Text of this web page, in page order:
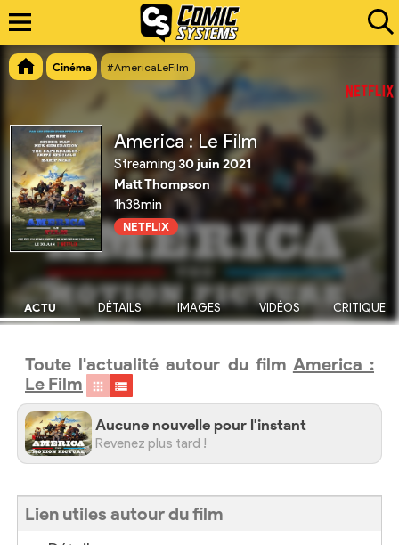
Cinéma #AmericaLeFilm
America : Le Film
Streaming30 juin 2021
Matt Thompson
1h38min
NETFLIX
ACTU DÉTAILS IMAGES VIDÉOS CRITIQUE
Toute l'actualité autour du film America :
Le Film
Aucune nouvelle pour l'instant
Revenez plus tard !
Lien utiles autour du film